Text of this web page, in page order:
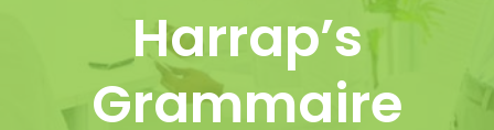
Harrap’s
Grammaire